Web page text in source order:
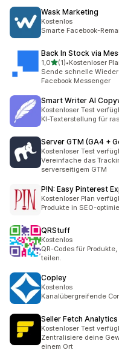
Wask Marketing
Kostenlos
Smarte Facebook-
Back In Stock via
1,0von 5 Sternen
(1)
1 Rezensionen
•Kostenloser
Sende schnelle
Facebook Messenger
Smart Writer AI
Kostenloser Test
KI-Texterstellung für
Server GTM (GA4 +
Kostenloser Test
Vereinfache das
serverseitigem GTM
P!N: Easy Pinterest
Kostenloser Plan
Produkte in SEO-
QRStuff
Kostenlos
QR-Codes für
teilen.
Copley
Kostenlos
Kanalübergreifende
Seller Fetch Analytics
Kostenloser Test
Zentralisiere deine
einem Ort